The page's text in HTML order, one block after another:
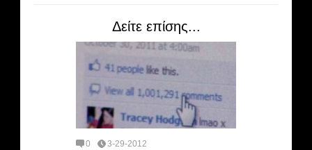
Δείτε επίσης...
0 3-29-2012